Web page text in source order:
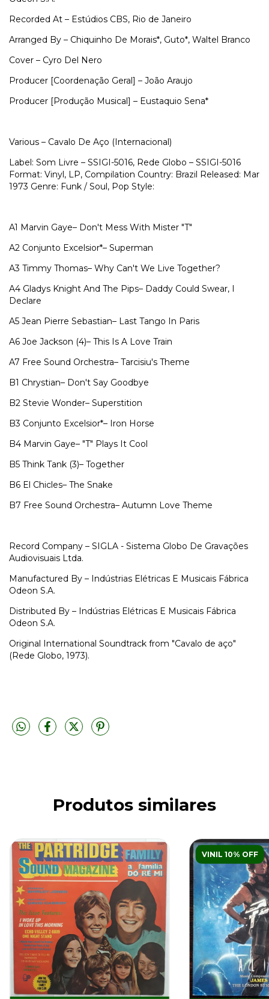
Recorded At – Estúdios CBS, Rio de Janeiro
Arranged By – Chiquinho De Morais*, Guto*, Waltel Branco
Cover – Cyro Del Nero
Producer [Coordenação Geral] – João Araujo
Producer [Produção Musical] – Eustaquio Sena*
Various – Cavalo De Aço (Internacional)
Label: Som Livre – SSIGI-5016, Rede Globo – SSIGI-5016
Format: Vinyl, LP, Compilation Country: Brazil Released: Mar
1973 Genre: Funk / Soul, Pop Style:
A1 Marvin Gaye– Don't Mess With Mister "T"
A2 Conjunto Excelsior*– Superman
A3 Timmy Thomas– Why Can't We Live Together?
A4 Gladys Knight And The Pips– Daddy Could Swear, I
Declare
A5 Jean Pierre Sebastian– Last Tango In Paris
A6 Joe Jackson (4)– This Is A Love Train
A7 Free Sound Orchestra– Tarcisiu's Theme
B1 Chrystian– Don't Say Goodbye
B2 Stevie Wonder– Superstition
B3 Conjunto Excelsior*– Iron Horse
B4 Marvin Gaye– "T" Plays It Cool
B5 Think Tank (3)– Together
B6 El Chicles– The Snake
B7 Free Sound Orchestra– Autumn Love Theme
Record Company – SIGLA - Sistema Globo De Gravações
Audiovisuais Ltda.
Manufactured By – Indústrias Elétricas E Musicais Fábrica
Odeon S.A.
Distributed By – Indústrias Elétricas E Musicais Fábrica
Odeon S.A.
Original International Soundtrack from "Cavalo de aço"
(Rede Globo, 1973).
Produtos similares
VINIL 10% OFF